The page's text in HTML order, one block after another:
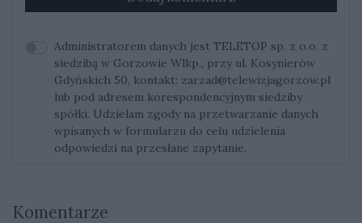
Administratorem danych jest TELETOP sp. z o.o. z
siedzibą w Gorzowie Wlkp., przy ul. Kosynierów
Gdyńskich 50, kontakt: zarzad@telewizjagorzow.pl
lub pod adresem korespondencyjnym siedziby
spółki. Udzielam zgody na przetwarzanie danych
wpisanych w formularzu do celu udzielenia
odpowiedzi na przesłane zapytanie.
Komentarze